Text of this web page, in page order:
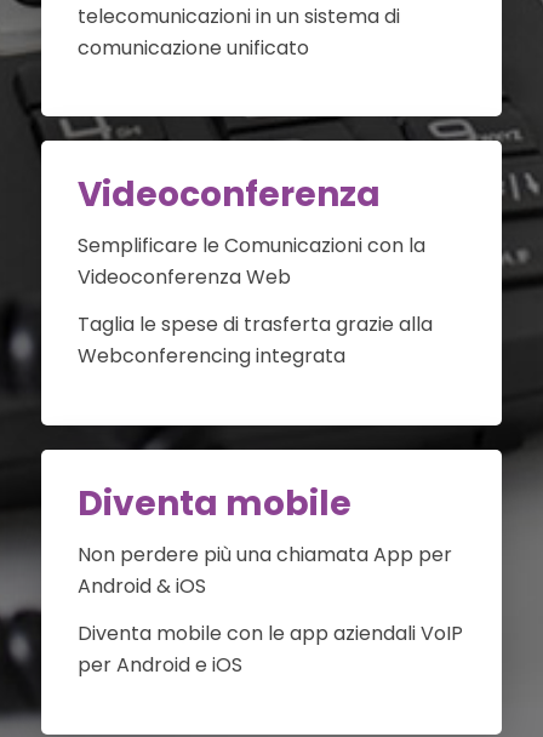
telecomunicazioni in un sistema di
comunicazione unificato
Videoconferenza
Semplificare le Comunicazioni con la
Videoconferenza Web
Taglia le spese di trasferta grazie alla
Webconferencing integrata
Diventa mobile
Non perdere più una chiamata App per
Android & iOS
Diventa mobile con le app aziendali VoIP
per Android e iOS